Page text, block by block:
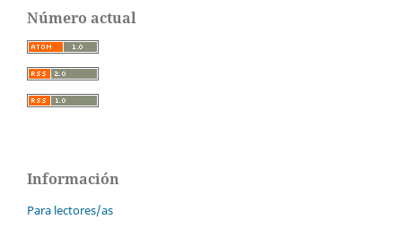
Número actual
Información
Para lectores/as